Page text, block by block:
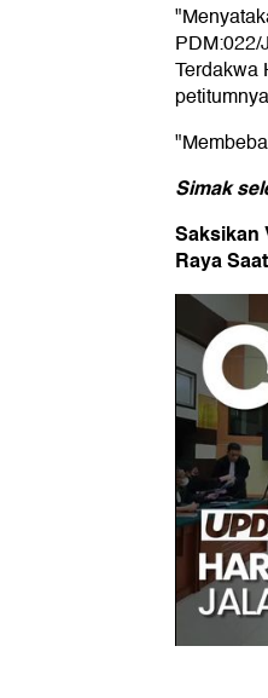
Terdakwa
Simak
Saksikan
Raya